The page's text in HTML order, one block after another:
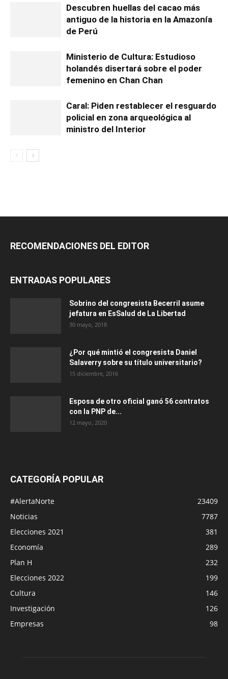
Descubren huellas del cacao más
antiguo de la historia en la Amazonía
de Perú
Ministerio de Cultura: Estudioso
holandés disertará sobre el poder
femenino en Chan Chan
Caral: Piden restablecer el resguardo
policial en zona arqueológica al
ministro del Interior
RECOMENDACIONES DEL EDITOR
ENTRADAS POPULARES
Sobrino del congresista Becerril asume
jefatura en EsSalud de La Libertad
30 mayo, 2018
¿Por qué mintió el congresista Daniel
Salaverry sobre su título universitario?
15 diciembre, 2016
Esposa de otro oficial ganó 56 contratos
con la PNP de...
12 mayo, 2020
CATEGORÍA POPULAR
#AlertaNorte
23409
Noticias
7787
Elecciones 2021
381
Economía
289
Plan H
232
Elecciones 2022
199
Cultura
146
Investigación
126
Empresas
98